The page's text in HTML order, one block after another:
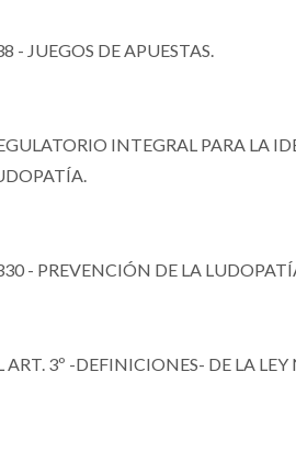
JUEGOS DE APUESTAS.
INTEGRAL PARA LA
- PREVENCIÓN DE LA
3º -DEFINICIONES- DE LA LEY